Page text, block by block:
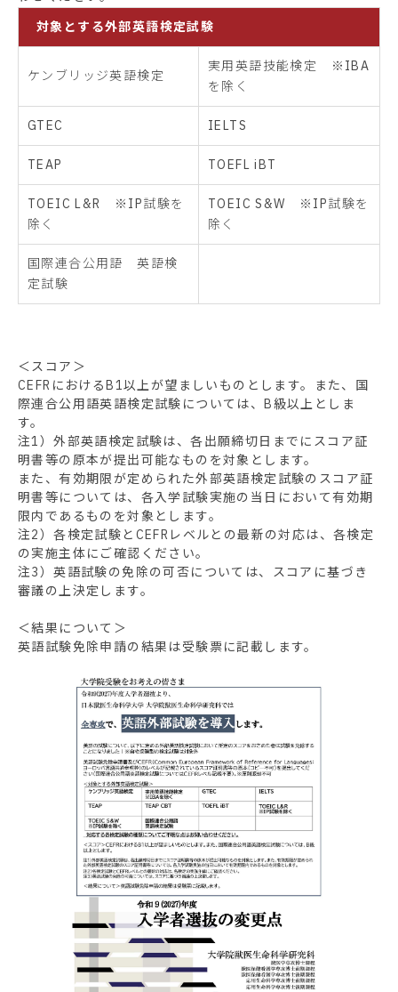
対象とする外部英語検定試験
ケンブリッジ英語検定
実用英語技能検定 ※IBA
を除く
GTEC IELTS
TEAP TOEFL iBT
TOEIC L&R ※IP試験を
除く
TOEIC S&W ※IP試験を
除く
国際連合公用語 英語検
定試験
＜スコア＞
CEFRにおけるB1以上が望ましいものとします。また、国
際連合公用語英語検定試験については、B級以上としま
す。
注1）外部英語検定試験は、各出願締切日までにスコア証
明書等の原本が提出可能なものを対象とします。
また、有効期限が定められた外部英語検定試験のスコア証
明書等については、各入学試験実施の当日において有効期
限内であるものを対象とします。
注2）各検定試験とCEFRレベルとの最新の対応は、各検定
の実施主体にご確認ください。
注3）英語試験の免除の可否については、スコアに基づき
審議の上決定します。
＜結果について＞
英語試験免除申請の結果は受験票に記載します。